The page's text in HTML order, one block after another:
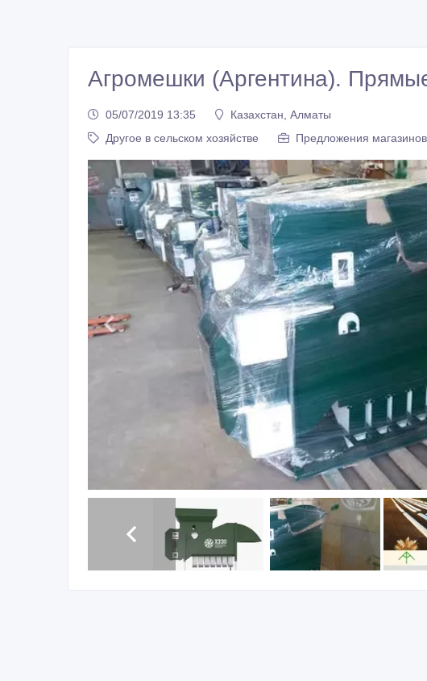
Агромешки (Аргентина).
05/07/2019 13:35
Казахстан, Алматы
Другое в сельском хозяйстве
Предложения